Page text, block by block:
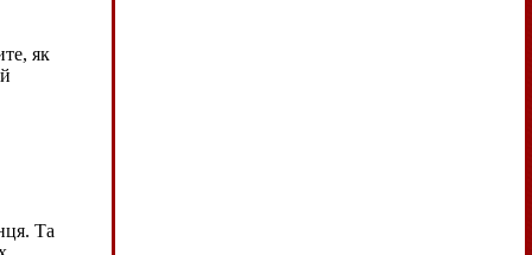
як
Та